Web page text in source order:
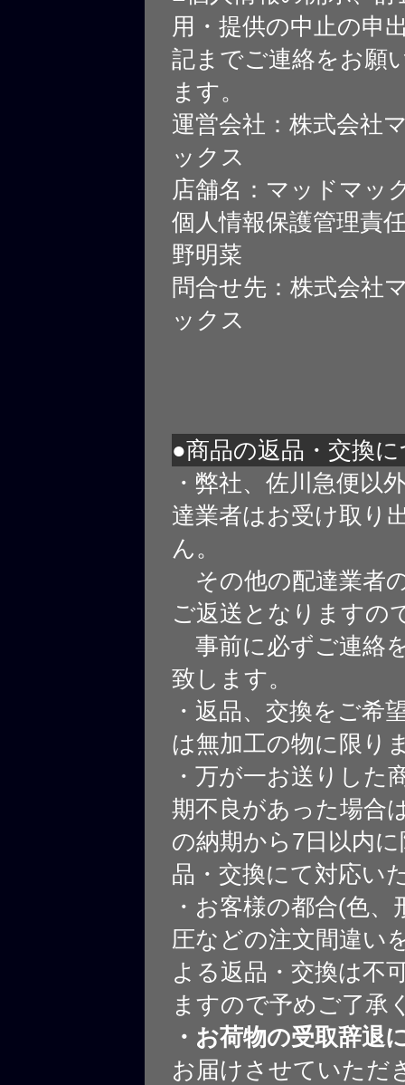
用・提供の中止の申
記までご連絡をお願
ます。
運営会社：株式会社
ックス
店舗名：マッドマッ
個人情報保護管理責
野明菜
問合せ先：株式会社
ックス
●商品の返品・交換
・弊社、佐川急便以
達業者はお受け取り
ん。
その他の配達業者
ご返送となりますの
事前に必ずご連絡
致します。
・返品、交換をご希
は無加工の物に限り
・万が一お送りした
期不良があった場合
の納期から7日以内
品・交換にて対応い
・お客様の都合(色、
圧などの注文間違い
よる返品・交換は不
ますので予めご了承
・お荷物の受取辞退
お届けさせていただ